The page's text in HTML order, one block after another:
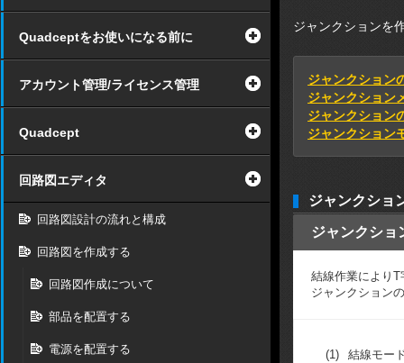
Quadceptをお使いになる前に
アカウント管理/ライセンス管理
Quadcept
回路図エディタ
回路図設計の流れと構成
回路図を作成する
回路図作成について
部品を配置する
電源を配置する
ジャンクションを
ジャンクション
ジャンクション
ジャンクション
ジャンクション
ジャンクショ
ジャンクショ
結線作業により
ジャンクション
(1)
結線モー